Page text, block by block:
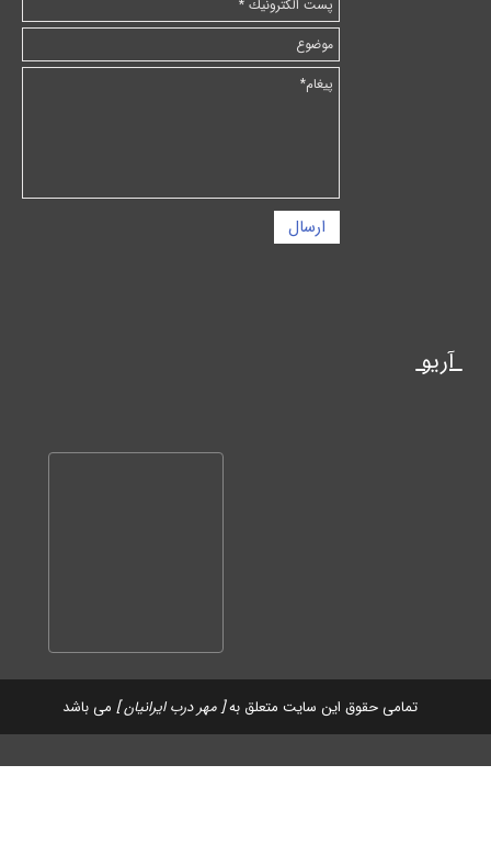
ارسال
تمامی حقوق این سایت متعلق به[ مهر درب ایرانیان ] می باشد
آریو